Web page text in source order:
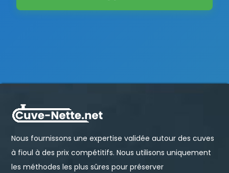
Nous fournissons une expertise validée autour des cuves
à fioul à des prix compétitifs. Nous utilisons uniquement
les méthodes les plus sûres pour préserver